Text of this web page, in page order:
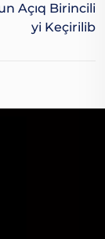
Açıq Birincili
Yi Keçirilib